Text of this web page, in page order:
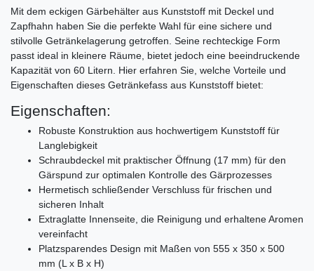
Mit dem eckigen Gärbehälter aus Kunststoff mit Deckel und
Zapfhahn haben Sie die perfekte Wahl für eine sichere und
stilvolle Getränkelagerung getroffen. Seine rechteckige Form
passt ideal in kleinere Räume, bietet jedoch eine beeindruckende
Kapazität von 60 Litern. Hier erfahren Sie, welche Vorteile und
Eigenschaften dieses Getränkefass aus Kunststoff bietet:
Eigenschaften:
Robuste Konstruktion aus hochwertigem Kunststoff für
Langlebigkeit
Schraubdeckel mit praktischer Öffnung (17 mm) für den
Gärspund zur optimalen Kontrolle des Gärprozesses
Hermetisch schließender Verschluss für frischen und
sicheren Inhalt
Extraglatte Innenseite, die Reinigung und erhaltene Aromen
vereinfacht
Platzsparendes Design mit Maßen von 555 x 350 x 500
mm (L x B x H)